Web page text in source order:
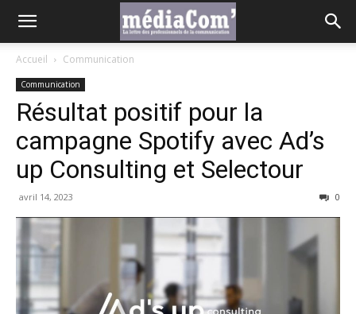
Accueil Communication
Communication
Résultat positif pour la
campagne Spotify avec Ad’s
up Consulting et Selectour
avril 14, 2023 0